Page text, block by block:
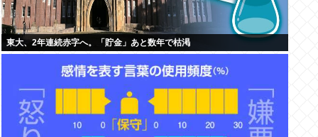
東大、2年連続赤字へ。「貯金」あと数年で枯渇